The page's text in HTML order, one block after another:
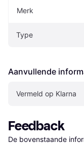
Merk
Type
Aanvullende
Vermeld op Klarna
Feedback
De bovenstaande